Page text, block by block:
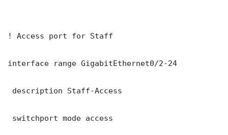
! Access port for Staff
interface range GigabitEthernet0/2-24
description Staff-Access
switchport mode access